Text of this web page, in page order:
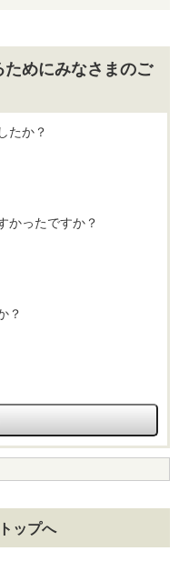
めにみなさまのご
たか？
かったですか？
？
ップへ